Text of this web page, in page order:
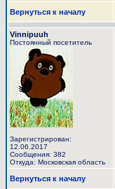
Вернуться к началу
Vinnipuuh
Постоянный посетитель
Зарегистрирован:
12.06.2017
Сообщения: 382
Откуда: Московская область
Вернуться к началу